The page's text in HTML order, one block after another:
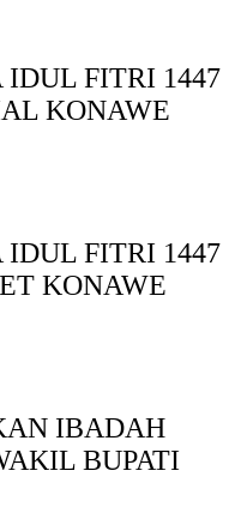
FITRI 1447
KONAWE
FITRI 1447
KONAWE
IBADAH
BUPATI